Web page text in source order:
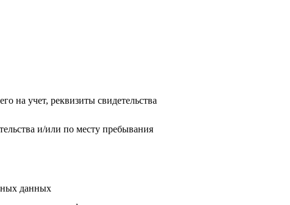
на учет, реквизиты свидетельства
и/или по месту пребывания
данных